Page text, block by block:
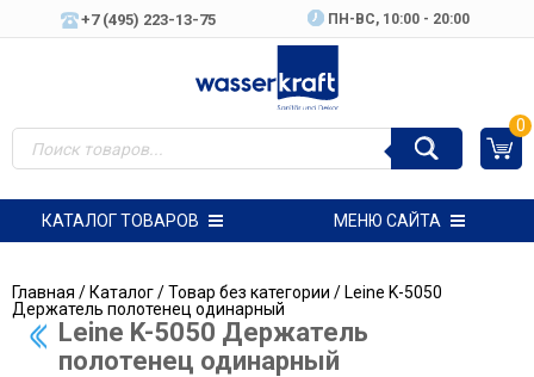
+7 (495) 223-13-75 ПН-ВC, 10:00 - 20:00
0
КАТАЛОГ ТОВАРОВ МЕНЮ САЙТА
Главная /Каталог/Товар без категории / Leine K-5050
Держатель полотенец одинарный
Leine K-5050 Держатель
полотенец одинарный